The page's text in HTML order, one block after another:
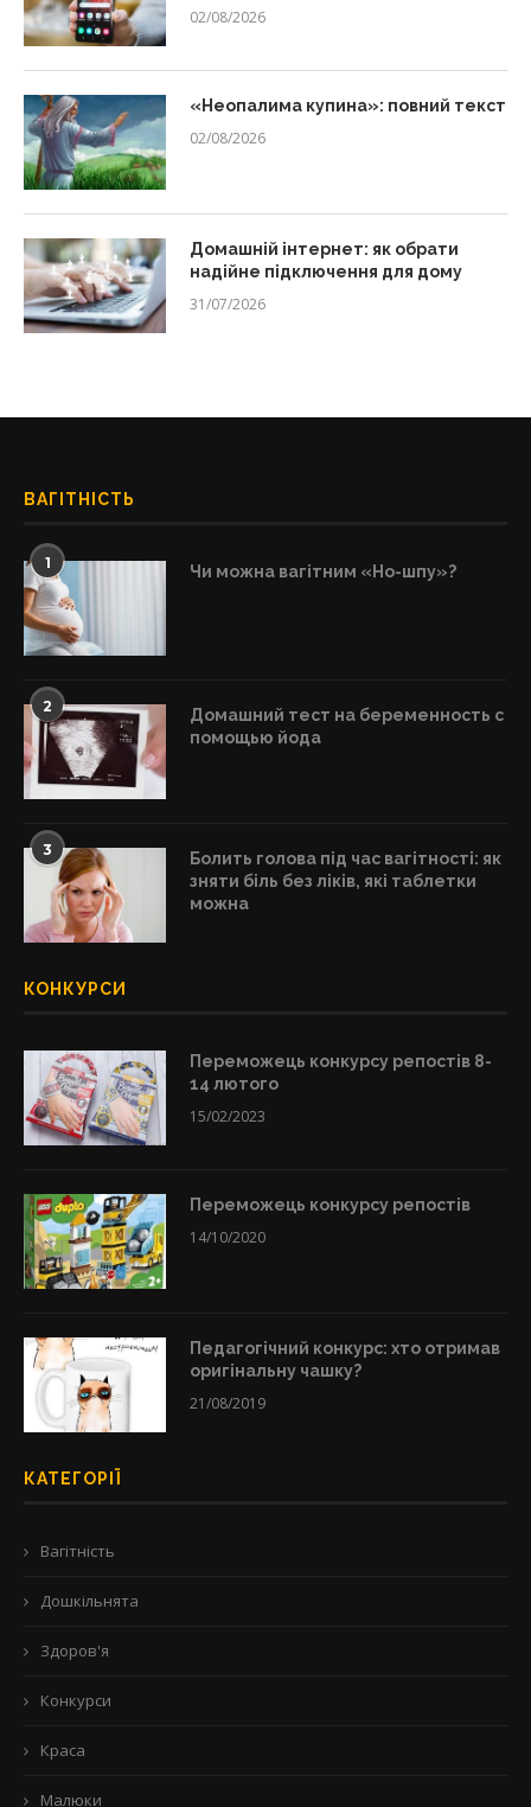
02/08/2026
«Неопалима купина»: повний текст
02/08/2026
Домашній інтернет: як обрати
надійне підключення для дому
31/07/2026
ВАГІТНІСТЬ
1 Чи можна вагітним «Но-шпу»?
2
Домашний тест на беременность с
помощью йода
3
Болить голова під час вагітності: як
зняти біль без ліків, які таблетки
можна
КОНКУРСИ
Переможець конкурсу репостів 8-
14 лютого
15/02/2023
Переможець конкурсу репостів
14/10/2020
Педагогічний конкурс: хто отримав
оригінальну чашку?
21/08/2019
КАТЕГОРІЇ
Вагітність
Дошкільнята
Здоров'я
Конкурси
Краса
Малюки